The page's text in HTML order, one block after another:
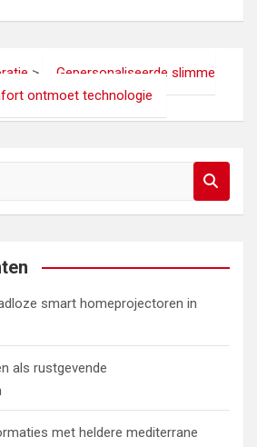
>
Gepersonaliseerde slimme
ontmoet technologie
smart homeprojectoren in
als rustgevende
met heldere mediterrane